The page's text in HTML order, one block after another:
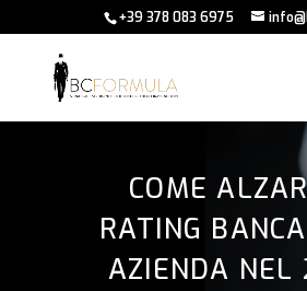
+39 378 083 6975
COME
RATING
AZIENDA NEL